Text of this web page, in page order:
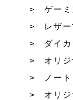
ゲー
レザ
ダイ
オリ
ノー
オリ